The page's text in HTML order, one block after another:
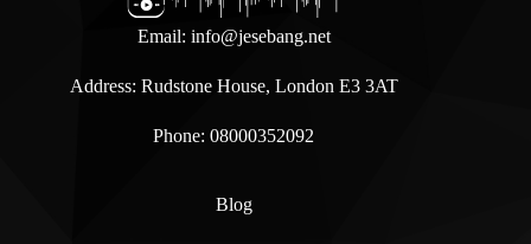
Email: info@jesebang.net
Address: Rudstone House, London E3 3AT
Phone: 08000352092
Blog